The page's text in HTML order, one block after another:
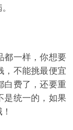
都一样，你想要
，不能挑最便宜
白费了，还要重
是统一的，如果